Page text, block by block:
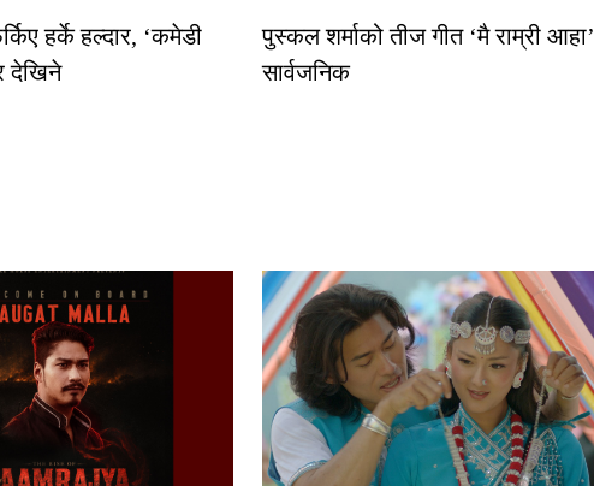
हर्के हल्दार, ‘कमेडी
देखिने
पुस्कल शर्माको तीज गीत ‘मै राम्री आहा’
सार्वजनिक